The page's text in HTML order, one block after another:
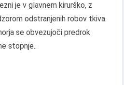
je v glavnem kirurško, z
odstranjenih robov tkiva.
se obvezujoči predrok
stopnje..